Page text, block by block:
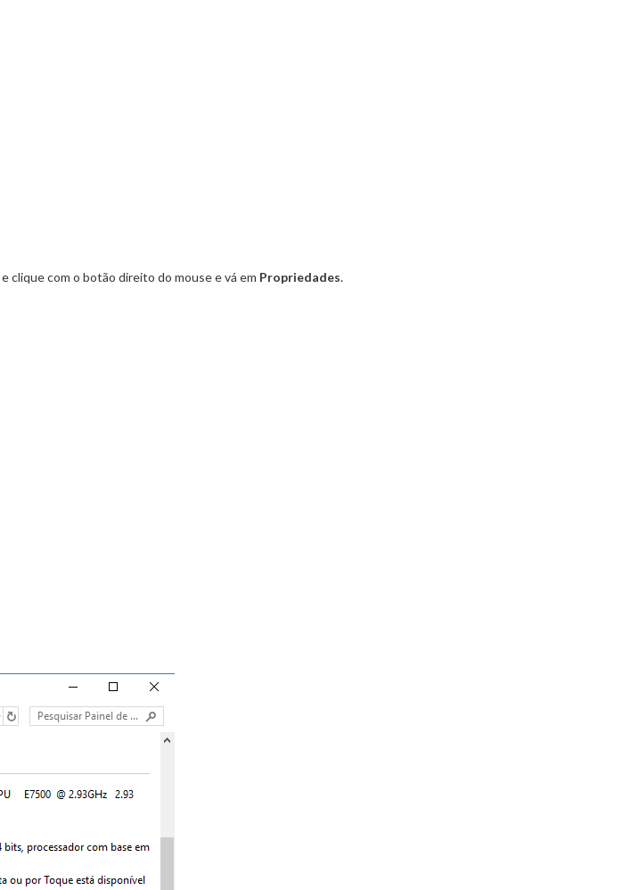
e clique com o botão direito do mouse e vá em Propriedades.